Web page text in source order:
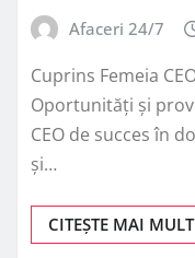
Afaceri 24/7
Cuprins Femeia
Oportunități și
CEO de succes în
și…
CITEȘTE MAI MULT